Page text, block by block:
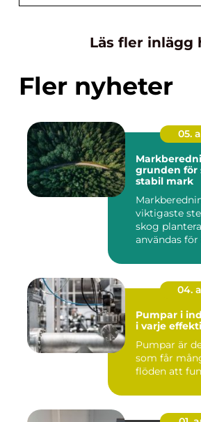
Läs fler inlägg
Fler nyheter
05.
grunden för
stabil mark
viktigaste
skog
användas för
04.
Pumpar i
i varje
Pumpar är
som får
flöden att